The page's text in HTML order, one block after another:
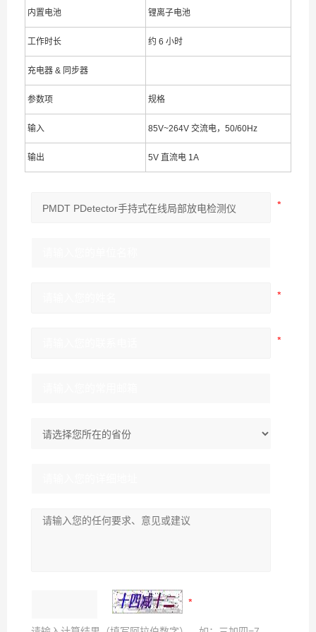
内置电池 锂离子电池
工作时长 约 6 小时
充电器 & 同步器
参数项 规格
输入 85V~264V 交流电，50/60Hz
输出 5V 直流电 1A